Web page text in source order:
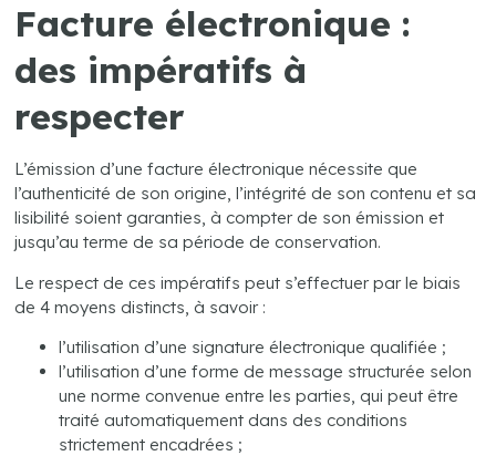
Facture électronique :
des impératifs à
respecter
L’émission d’une facture électronique nécessite que
l’authenticité de son origine, l’intégrité de son contenu et sa
lisibilité soient garanties, à compter de son émission et
jusqu’au terme de sa période de conservation.
Le respect de ces impératifs peut s’effectuer par le biais
de 4 moyens distincts, à savoir :
l’utilisation d’une signature électronique qualifiée ;
l’utilisation d’une forme de message structurée selon
une norme convenue entre les parties, qui peut être
traité automatiquement dans des conditions
strictement encadrées ;